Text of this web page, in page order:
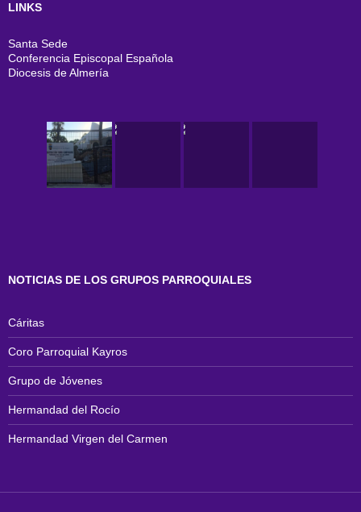
LINKS
Santa Sede
Conferencia Episcopal Española
Diocesis de Almería
NOTICIAS DE LOS GRUPOS PARROQUIALES
Cáritas
Coro Parroquial Kayros
Grupo de Jóvenes
Hermandad del Rocío
Hermandad Virgen del Carmen